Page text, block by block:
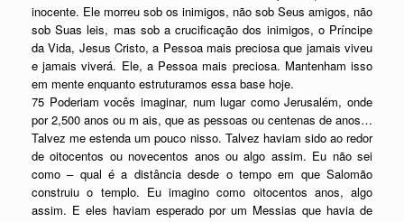
inocente. Ele morreu sob os inimigos, não sob Seus amigos, não
sob Suas leis, mas sob a crucificação dos inimigos, o Príncipe
da Vida, Jesus Cristo, a Pessoa mais preciosa que jamais viveu
e jamais viverá. Ele, a Pessoa mais preciosa. Mantenham isso
em mente enquanto estruturamos essa base hoje.
75 Poderiam vocês imaginar, num lugar como Jerusalém, onde
por 2,500 anos ou m ais, que as pessoas ou centenas de anos…
Talvez me estenda um pouco nisso. Talvez haviam sido ao redor
de oitocentos ou novecentos anos ou algo assim. Eu não sei
como – qual é a distância desde o tempo em que Salomão
construiu o templo. Eu imagino como oitocentos anos, algo
assim. E eles haviam esperado por um Messias que havia de